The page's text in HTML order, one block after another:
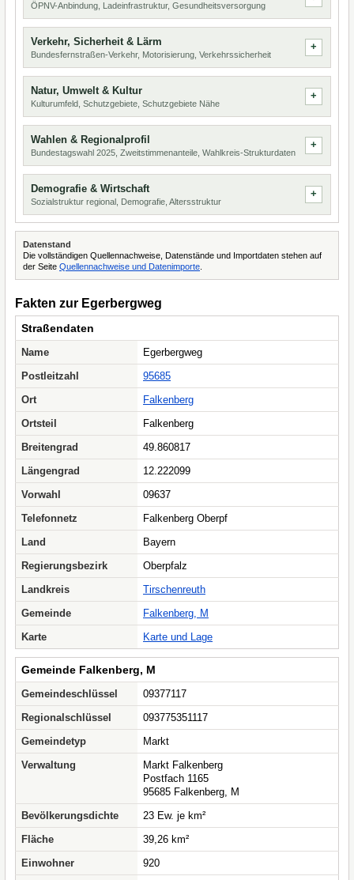
ÖPNV-Anbindung, Ladeinfrastruktur, Gesundheitsversorgung
Verkehr, Sicherheit & Lärm
Bundesfernstraßen-Verkehr, Motorisierung, Verkehrssicherheit
Natur, Umwelt & Kultur
Kulturumfeld, Schutzgebiete, Schutzgebiete Nähe
Wahlen & Regionalprofil
Bundestagswahl 2025, Zweitstimmenanteile, Wahlkreis-Strukturdaten
Demografie & Wirtschaft
Sozialstruktur regional, Demografie, Altersstruktur
Datenstand
Die vollständigen Quellennachweise, Datenstände und Importdaten stehen auf
der Seite Quellennachweise und Datenimporte
Fakten zur Egerbergweg
Straßendaten
Name
Egerbergweg
Postleitzahl
95685
Ort
Falkenberg
Ortsteil
Falkenberg
Breitengrad
49.860817
Längengrad
12.222099
Vorwahl
09637
Telefonnetz
Falkenberg Oberpf
Land
Bayern
Regierungsbezirk
Oberpfalz
Landkreis
Tirschenreuth
Gemeinde
Falkenberg, M
Karte
Karte und Lage
Gemeinde Falkenberg, M
Gemeindeschlüssel
09377117
Regionalschlüssel
093775351117
Gemeindetyp
Markt
Verwaltung
Markt Falkenberg
Postfach 1165
95685 Falkenberg, M
Bevölkerungsdichte
23 Ew. je km²
Fläche
39,26 km²
Einwohner
920